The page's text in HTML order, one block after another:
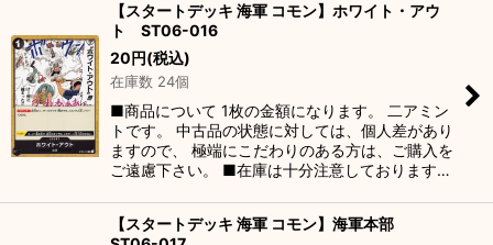
【スタートデッキ 海軍 コモン】ホワイト・アウ
ト ST06-016
20円(税込)
在庫数 24個
■商品について 1枚の金額になります。 二アミン
トです。 中古品の状態に対しては、個人差があり
ますので、 極端にこだわりのある方は、ご購入を
ご遠慮下さい。 ■在庫は十分注意しております…
【スタートデッキ 海軍 コモン】海軍本部